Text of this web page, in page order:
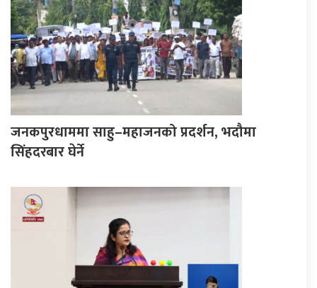
जनकपुरधाममा साहु–महाजनको प्रदर्शन, भदौमा
सिंहदरबार घेर्ने